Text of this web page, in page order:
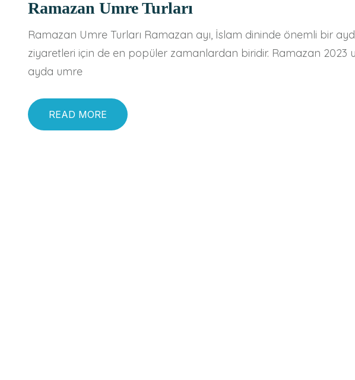
Ramazan Umre Turları
Ramazan Umre Turları Ramazan ayı, İslam dininde önemli bir
ziyaretleri için de en popüler zamanlardan biridir. Ramazan 2023
ayda umre
READ MORE